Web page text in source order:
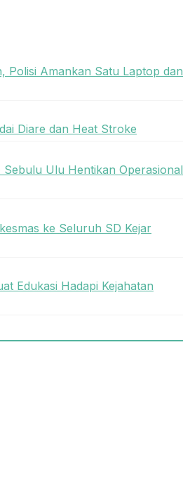
Polisi Amankan Satu Laptop dan
Diare dan Heat Stroke
Ulu Hentikan Operasional
ke Seluruh SD Kejar
Edukasi Hadapi Kejahatan